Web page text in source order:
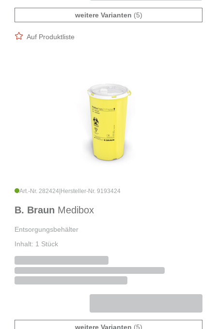
weitere Varianten (5)
Auf Produktliste
Art.-Nr. 282424 Hersteller-Nr. 9193424
B. Braun Medibox
Entsorgungsbehälter
Inhalt: 1 Stück
weitere Varianten (5)